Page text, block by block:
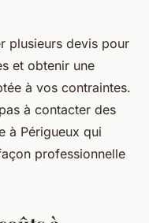
plusieurs devis pour
et obtenir une
à vos contraintes.
à contacter des
à Périgueux qui
professionnelle